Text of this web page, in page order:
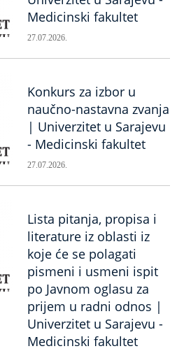
Medicinski fakultet
27.07.2026.
Konkurs za izbor u
naučno-nastavna zvanja
| Univerzitet u Sarajevu
- Medicinski fakultet
27.07.2026.
Lista pitanja, propisa i
literature iz oblasti iz
koje će se polagati
pismeni i usmeni ispit
po Javnom oglasu za
prijem u radni odnos |
Univerzitet u Sarajevu -
Medicinski fakultet